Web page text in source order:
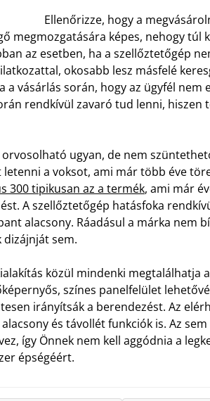
Ellenőrizze, hogy a
megmozgatására képes, nehogy túl
az esetben, ha a szellőztetőgép
okosabb lesz másfelé
a vásárlás során, hogy az ügyfél nem
rendkívül zavaró tud lenni,
ugyan, de nem
a voksot, ami már több éve
300 tipikusan az a termék, ami már
A szellőztetőgép hatásfoka
alacsony. Ráadásul a márka nem
sem.
közül mindenki megtalálhatja
színes panelfelület
irányítsák a berendezést. Az
és távollét funkciók is. Az
így Önnek nem kell aggódnia a
épségéért.